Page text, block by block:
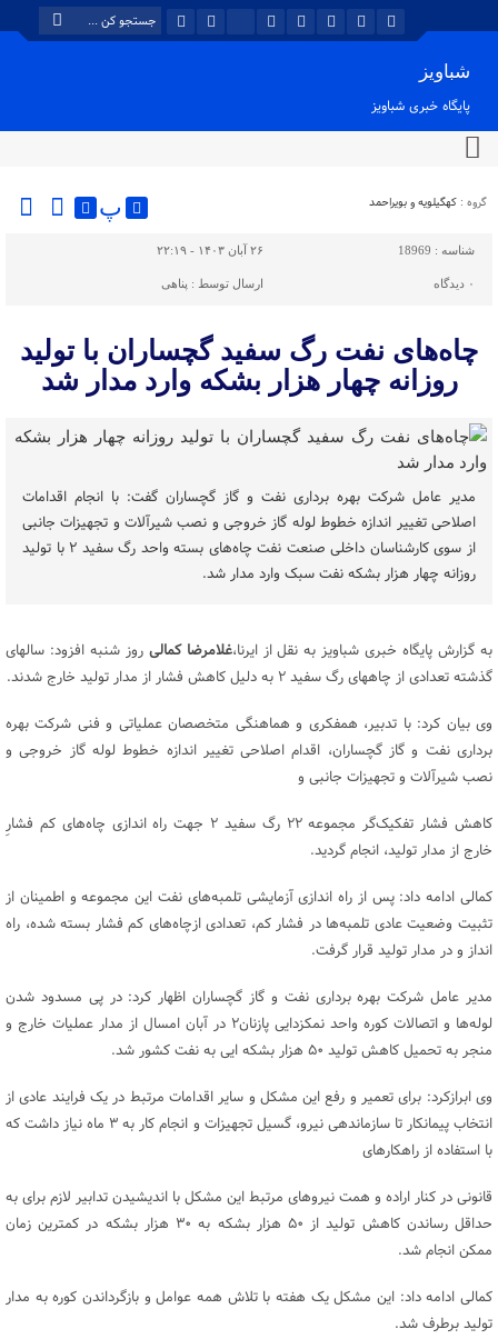
شباویز
پایگاه خبری شباویز
گروه : کهگیلویه و بویراحمد پ
شناسه : 18969 ۲۶ آبان ۱۴۰۳ - ۲۲:۱۹
۰ دیدگاه ارسال توسط : پناهی
چاه‌های نفت رگ سفید گچساران با تولید
روزانه چهار هزار بشکه وارد مدار شد
مدیر عامل شرکت بهره برداری نفت و گاز گچساران گفت: با انجام اقدامات
اصلاحی تغییر اندازه خطوط لوله گاز خروجی و نصب شیرآلات و تجهیزات جانبی
از سوی کارشناسان داخلی صنعت نفت چاه‌های بسته واحد رگ سفید ۲ با تولید
روزانه چهار هزار بشکه نفت سبک وارد مدار شد.
به گزارش پایگاه خبری شباویز به نقل از ایرنا،غلامرضا کمالی روز شنبه افزود: سالهای
گذشته تعدادی از چاههای رگ سفید ۲ به دلیل کاهش فشار از مدار تولید خارج شدند.
وی بیان کرد: با تدبیر، همفکری و هماهنگی متخصصان عملیاتی و فنی شرکت بهره
برداری نفت و گاز گچساران، اقدام اصلاحی تغییر اندازه خطوط لوله گاز خروجی و
نصب شیرآلات و تجهیزات جانبی و
کاهش فشار تفکیک‌گر مجموعه ۲۲ رگ سفید ۲ جهت راه اندازی چاه‌های کم فشارِ
خارج از مدار تولید، انجام گردید.
کمالی ادامه داد: پس از راه اندازی آزمایشی تلمبه‌های نفت این مجموعه و اطمینان از
تثبیت وضعیت عادی تلمبه‌ها در فشار کم، تعدادی ازچاه‌های کم فشار بسته شده، راه
انداز و در مدار تولید قرار گرفت.
مدیر عامل شرکت‌ بهره برداری نفت و گاز گچساران اظهار کرد: در پی مسدود شدن
لوله‌ها و اتصالات کوره واحد نمکزدایی پازنان۲ در آبان امسال از مدار عملیات خارج و
منجر به تحمیل کاهش تولید ۵۰ هزار بشکه ایی به نفت کشور شد.
وی ابرازکرد: برای تعمیر و رفع این مشکل و سایر اقدامات مرتبط در یک فرایند عادی از
انتخاب پیمانکار تا سازماندهی نیرو، گسیل تجهیزات و انجام کار به ۳ ماه نیاز داشت که
با استفاده از راهکارهای
قانونی در کنار اراده و همت نیروهای مرتبط این مشکل با اندیشیدن تدابیر لازم برای به
حداقل رساندن کاهش تولید از ۵۰ هزار بشکه به ۳۰ هزار بشکه در کمترین زمان
ممکن انجام شد.
کمالی ادامه داد: این مشکل یک هفته با تلاش همه عوامل و بازگرداندن کوره به مدار
تولید برطرف شد.